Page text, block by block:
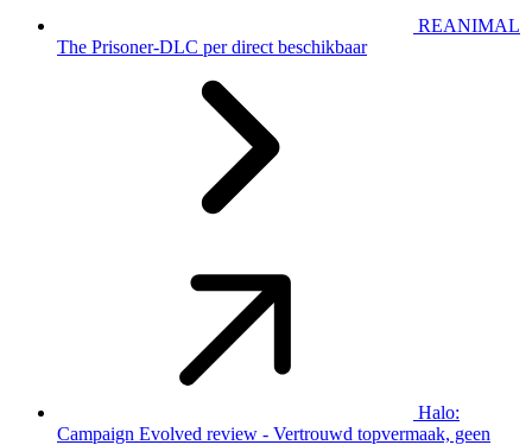
REANIMAL
The Prisoner-DLC per direct beschikbaar
Halo:
Campaign Evolved review - Vertrouwd topvermaak, geen